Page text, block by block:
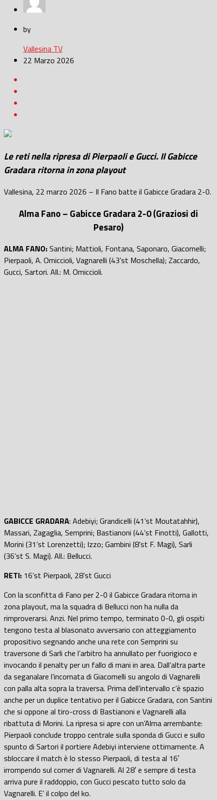
by
Vallesina TV
22 Marzo 2026
Le reti nella ripresa di Pierpaoli e Gucci. Il Gabicce
Gradara ritorna in zona playout
Vallesina, 22 marzo 2026 – Il Fano batte il Gabicce Gradara 2-0.
Alma Fano – Gabicce Gradara 2-0 (Graziosi di
Pesaro)
ALMA FANO:Santini; Mattioli, Fontana, Saponaro, Giacomelli;
Pierpaoli, A. Omiccioli, Vagnarelli (43’st Moschella); Zaccardo,
Gucci, Sartori. All.: M. Omiccioli.
GABICCE GRADARA: Adebiyi; Grandicelli (41’st Moutatahhir),
Massari, Zagaglia, Semprini; Bastianoni (44’st Finotti), Gallotti,
Morini (31’st Lorenzetti); Izzo; Gambini (8’st F. Magi), Sarli
(36’st S. Magi). All.: Bellucci.
RETI: 16’st Pierpaoli, 28’st Gucci
Con la sconfitta di Fano per 2-0 il Gabicce Gradara ritorna in
zona playout, ma la squadra di Bellucci non ha nulla da
rimproverarsi. Anzi. Nel primo tempo, terminato 0-0, gli ospiti
tengono testa al blasonato avversario con atteggiamento
propositivo segnando anche una rete con Semprini su
traversone di Sarli che l’arbitro ha annullato per fuorigioco e
invocando il penalty per un fallo di mani in area. Dall’altra parte
da seganalare l’incornata di Giacomelli su angolo di Vagnarelli
con palla alta sopra la traversa. Prima dell’intervallo c’è spazio
anche per un duplice tentativo per il Gabicce Gradara, con Santini
che si oppone al tiro-cross di Bastianoni e Vagnarelli alla
ribattuta di Morini. La ripresa si apre con un’Alma arrembante:
Pierpaoli conclude troppo centrale sulla sponda di Gucci e sullo
spunto di Sartori il portiere Adebiyi interviene ottimamente. A
sbloccare il match è lo stesso Pierpaoli, di testa al 16′
irrompendo sul corner di Vagnarelli. Al 28′ e sempre di testa
arriva pure il raddoppio, con Gucci pescato tutto solo da
Vagnarelli. E’ il colpo del ko.